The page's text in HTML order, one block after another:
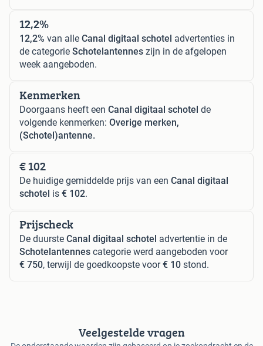
12,2%
12,2% van alle Canal digitaal schotel advertenties in
de categorie Schotelantennes zijn in de afgelopen
week aangeboden.
Kenmerken
Doorgaans heeft een Canal digitaal schotel de
volgende kenmerken: Overige merken,
(Schotel)antenne.
€ 102
De huidige gemiddelde prijs van een Canal digitaal
schotel is € 102.
Prijscheck
De duurste Canal digitaal schotel advertentie in de
Schotelantennes categorie werd aangeboden voor
€ 750, terwijl de goedkoopste voor€ 10 stond.
Veelgestelde vragen